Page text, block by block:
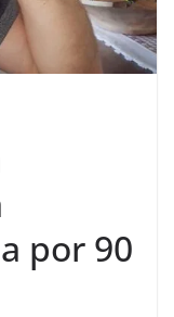
por 90